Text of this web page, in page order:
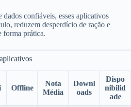
confiáveis, esses aplicativos
reduzem desperdício de ração e
forma prática.
Offline
Nota
Média
Downl
oads
Dispo
nibilid
ade